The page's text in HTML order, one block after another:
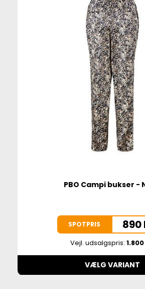
PBO Campi bukser -
SPOTPRIS 890
Vejl. udsalgspris:
VÆLG VARIANT